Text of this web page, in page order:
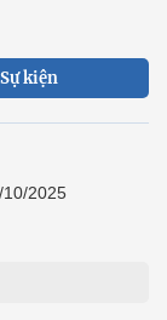
Sự kiện
10/2025